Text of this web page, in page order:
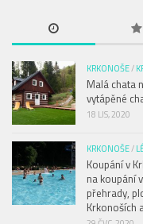
KRKONOŠE/
Malá chata
vytápěné
18 LIS, 2020
KRKONOŠE/
Koupání v
na koupání
přehrady,
Krkonoších